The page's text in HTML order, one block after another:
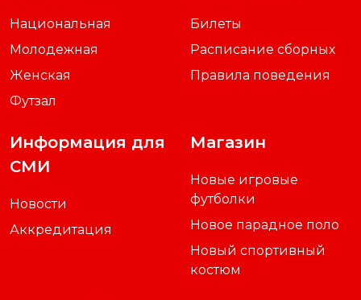
Национальная
Молодежная
Женская
Футзал
Билеты
Расписание сборных
Правила поведения
Информация для
СМИ
Новости
Аккредитация
Магазин
Новые игровые
футболки
Новое парадное поло
Новый спортивный
костюм